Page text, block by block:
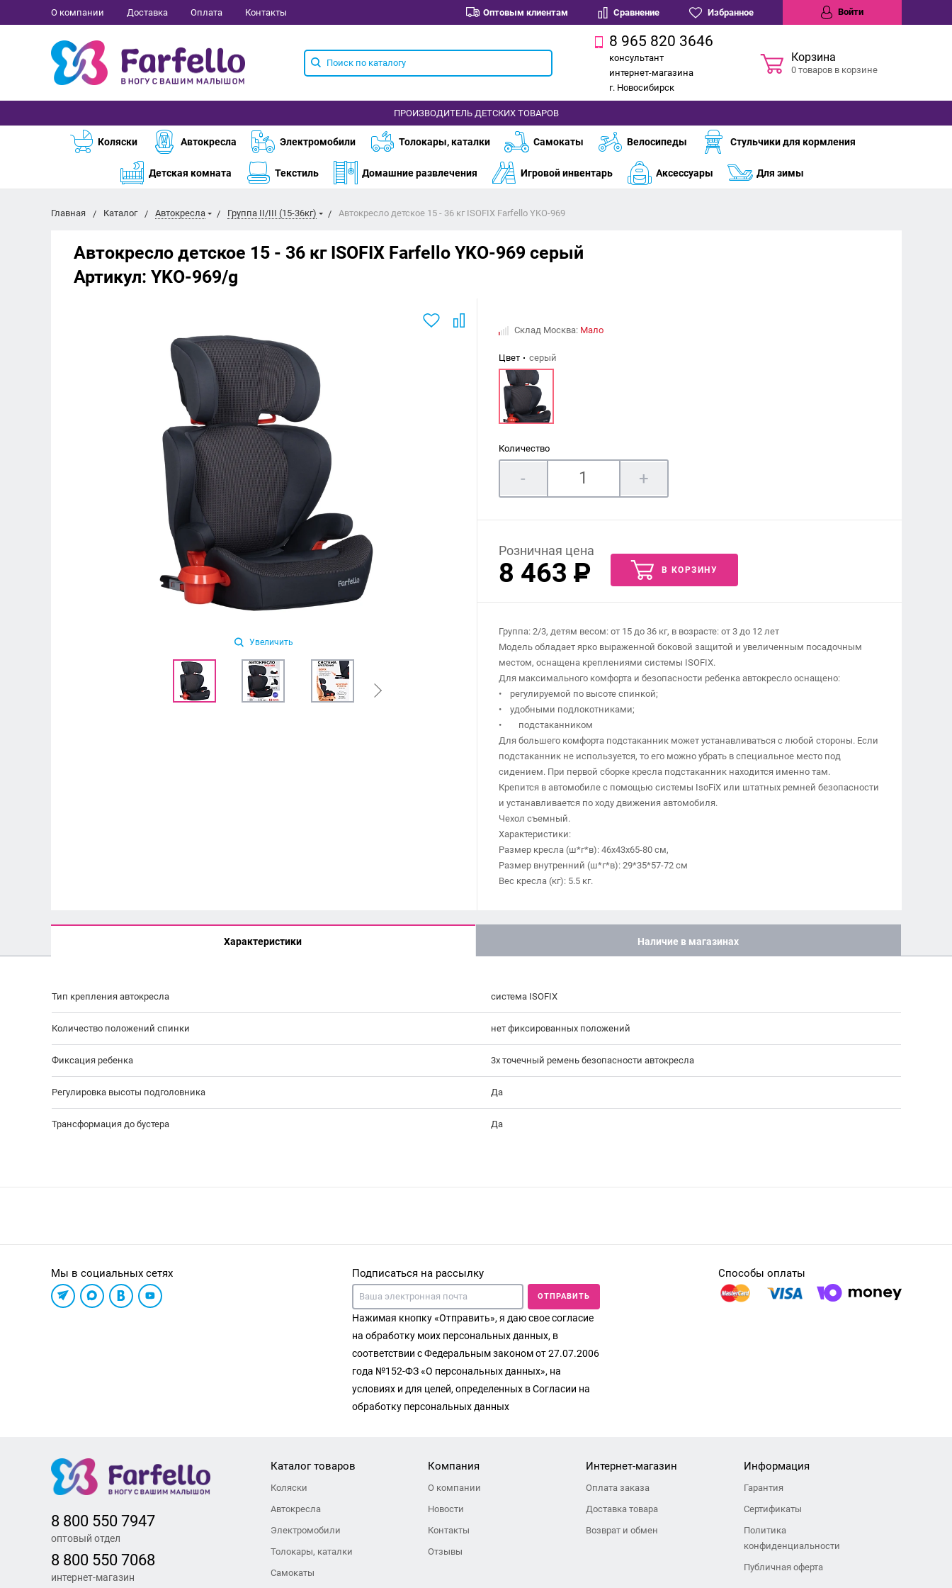
О компании Доставка Оплата Контакты Оптовым клиентам Сравнение Избранное Войти
8 965 820 3646
консультант
интернет-магазина
г. Новосибирск
Корзина
0 товаров в корзине
ПРОИЗВОДИТЕЛЬ ДЕТСКИХ ТОВАРОВ
Коляски Автокресла Электромобили Толокары, каталки Самокаты Велосипеды Стульчики для кормления
Детская комната Текстиль Домашние развлечения Игровой инвентарь Аксессуары Для зимы
Главная Каталог Автокресла Группа II/III (15-36кг) Автокресло детское 15 - 36 кг ISOFIX Farfello YKO-969
Автокресло детское 15 - 36 кг ISOFIX Farfello YKO-969 серый
Артикул: YKO-969/g
Увеличить
Склад Москва: Мало
Цвет серый
Количество
- +
Розничная цена
8 463 P В КОРЗИНУ
Группа: 2/3, детям весом: от 15 до 36 кг, в возрасте: от 3 до 12 лет
Модель обладает ярко выраженной боковой защитой и увеличенным посадочным
местом, оснащена креплениями системы ISOFIX.
Для максимального комфорта и безопасности ребенка автокресло оснащено:
• регулируемой по высоте спинкой;
• удобными подлокотниками;
• подстаканником
Для большего комфорта подстаканник может устанавливаться с любой стороны. Если
подстаканник не используется, то его можно убрать в специальное место под
сидением. При первой сборке кресла подстаканник находится именно там.
Крепится в автомобиле с помощью системы IsoFiX или штатных ремней безопасности
и устанавливается по ходу движения автомобиля.
Чехол съемный.
Характеристики:
Размер кресла (ш*г*в): 46х43х65-80 см,
Размер внутренний (ш*г*в): 29*35*57-72 см
Вес кресла (кг): 5.5 кг.
Характеристики Наличие в магазинах
Тип крепления автокресла система ISOFIX
Количество положений спинки нет фиксированных положений
Фиксация ребенка 3х точечный ремень безопасности автокресла
Регулировка высоты подголовника Да
Трансформация до бустера Да
Мы в социальных сетях Подписаться на рассылку
ОТПРАВИТЬ
Нажимая кнопку «Отправить», я даю свое согласие
на обработку моих персональных данных, в
соответствии с Федеральным законом от 27.07.2006
года №152-ФЗ «О персональных данных», на
условиях и для целей, определенных в Согласии на
обработку персональных данных
Способы оплаты
8 800 550 7947
оптовый отдел
8 800 550 7068
интернет-магазин
Каталог товаров
Коляски
Автокресла
Электромобили
Толокары, каталки
Самокаты
Компания
О компании
Новости
Контакты
Отзывы
Интернет-магазин
Оплата заказа
Доставка товара
Возврат и обмен
Информация
Гарантия
Сертификаты
Политика
конфиденциальности
Публичная оферта